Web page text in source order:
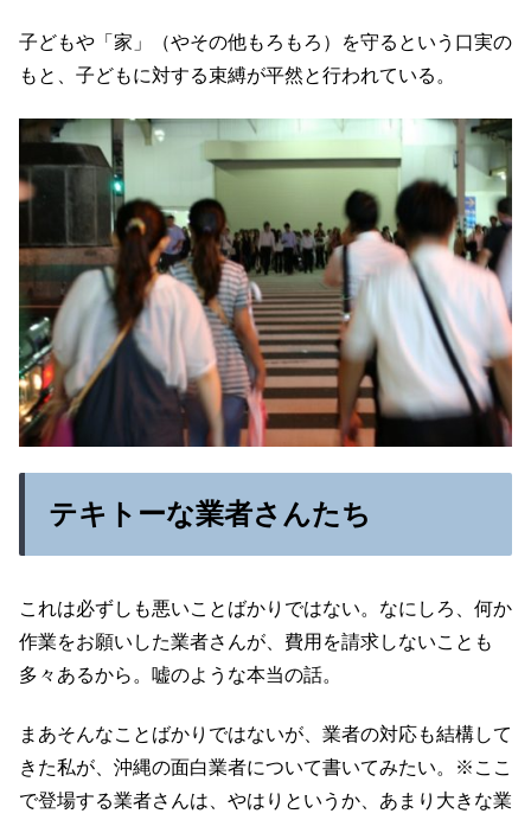
子どもや「家」（やその他もろもろ）を守るという口実の
もと、子どもに対する束縛が平然と行われている。
テキトーな業者さんたち
これは必ずしも悪いことばかりではない。なにしろ、何か
作業をお願いした業者さんが、費用を請求しないことも
多々あるから。嘘のような本当の話。
まあそんなことばかりではないが、業者の対応も結構して
きた私が、沖縄の面白業者について書いてみたい。※ここ
で登場する業者さんは、やはりというか、あまり大きな業